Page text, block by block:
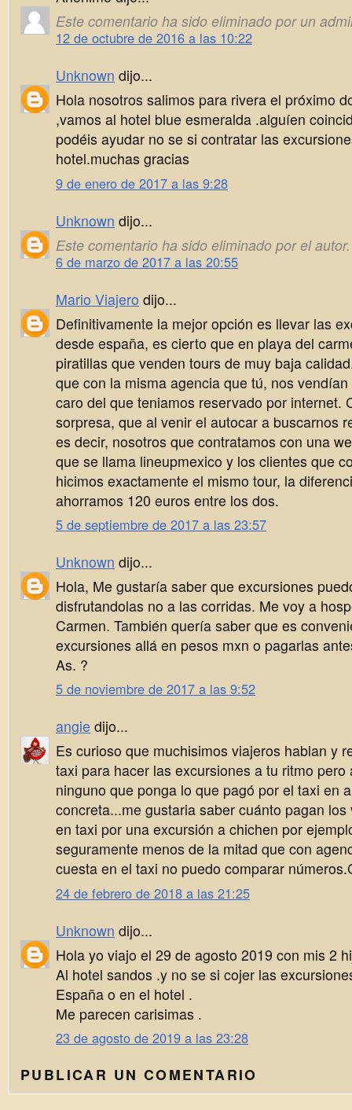
Este comentario ha sido eliminado por un
12 de octubre de 2016 a las 10:22
Unknown dijo...
Hola nosotros salimos para rivera el próximo
,vamos al hotel blue esmeralda .alguíen
podéis ayudar no se si contratar las
hotel.muchas gracias
9 de enero de 2017 a las 9:28
Unknown dijo...
Este comentario ha sido eliminado por el autor.
6 de marzo de 2017 a las 20:55
Mario Viajero dijo...
Definitivamente la mejor opción es llevar las
desde españa, es cierto que en playa del
piratillas que venden tours de muy baja
que con la misma agencia que tú, nos
caro del que teniamos reservado por internet.
sorpresa, que al venir el autocar a buscarnos
es decir, nosotros que contratamos con una
que se llama lineupmexico y los clientes que
hicimos exactamente el mismo tour, la
ahorramos 120 euros entre los dos.
5 de septiembre de 2017 a las 23:57
Unknown dijo...
Hola, Me gustaría saber que excursiones
disfrutandolas no a las corridas. Me voy a
Carmen. También quería saber que es
excursiones allá en pesos mxn o pagarlas
As. ?
5 de noviembre de 2017 a las 9:52
angie dijo...
Es curioso que muchisimos viajeros hablan y
taxi para hacer las excursiones a tu ritmo
ninguno que ponga lo que pagó por el taxi en
concreta...me gustaria saber cuánto pagan
en taxi por una excursión a chichen por
seguramente menos de la mitad que con
cuesta en el taxi no puedo comparar
24 de febrero de 2018 a las 21:25
Unknown dijo...
Hola yo viajo el 29 de agosto 2019 con mis 2
Al hotel sandos .y no se si cojer las
España o en el hotel .
Me parecen carisimas .
23 de agosto de 2019 a las 23:28
PUBLICAR UN COMENTARIO